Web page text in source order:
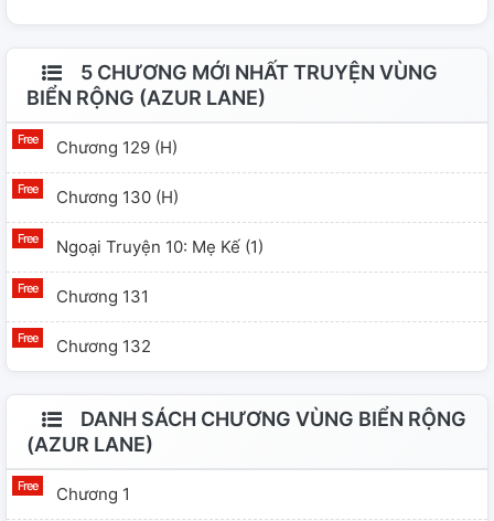
5 CHƯƠNG MỚI NHẤT TRUYỆN VÙNG
BIỂN RỘNG (AZUR LANE)
Chương 129 (H)
Chương 130 (H)
Ngoại Truyện 10: Mẹ Kế (1)
Chương 131
Chương 132
DANH SÁCH CHƯƠNG VÙNG BIỂN RỘNG
(AZUR LANE)
Chương 1